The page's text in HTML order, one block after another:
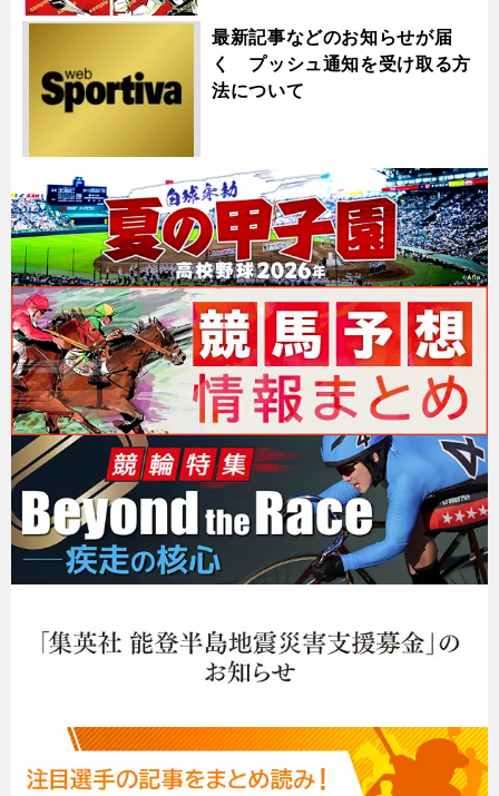
最新記事などのお知らせが届
く プッシュ通知を受け取る方
法について